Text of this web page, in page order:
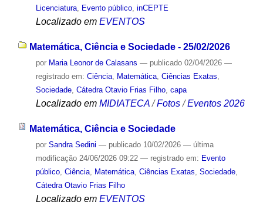
Licenciatura, Evento público, inCEPTE
Localizado em EVENTOS
Matemática, Ciência e Sociedade - 25/02/2026
por Maria Leonor de Calasans — publicado02/04/2026 —
registrado em: Ciência, Matemática, Ciências Exatas,
Sociedade, Cátedra Otavio Frias Filho, capa
Localizado em MIDIATECA /Fotos /Eventos 2026
Matemática, Ciência e Sociedade
por Sandra Sedini — publicado10/02/2026 — última
modificação24/06/2026 09:22 — registrado em: Evento
público, Ciência, Matemática, Ciências Exatas Sociedade,
Cátedra Otavio Frias Filho
Localizado em EVENTOS